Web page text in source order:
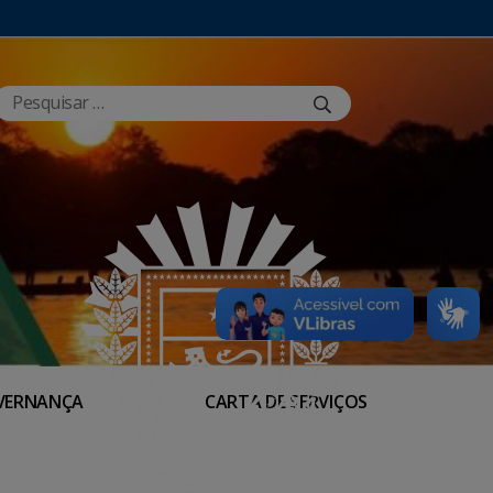
CARTA DE SERVIÇOS